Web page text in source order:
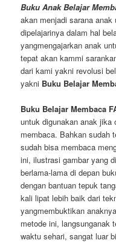
Buku Anak Belajar
akan menjadi sarana
dipelajarinya dalam hal
yangmengajarkan anak
tepat akan kammi
dari kami yakni revolusi
yakni Buku Belajar
Buku Belajar Membaca
untuk digunakan anak jika
membaca. Bahkan sudah
sudah bisa membaca
ini, ilustrasi gambar yang
berlama-lama di depan
dengan bantuan tepuk
kali lipat lebih baik dari
yangmembuktikan
metode ini, langsunganak
waktu sehari, sangat luar